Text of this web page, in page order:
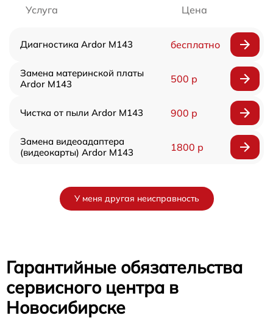
Услуга Цена
Диагностика Ardor M143 бесплатно
Замена материнской платы
Ardor M143
500 р
Чистка от пыли Ardor M143 900 р
Замена видеоадаптера
(видеокарты) Ardor M143
1800 р
У меня другая неисправность
Гарантийные обязательства
сервисного центра в
Новосибирске